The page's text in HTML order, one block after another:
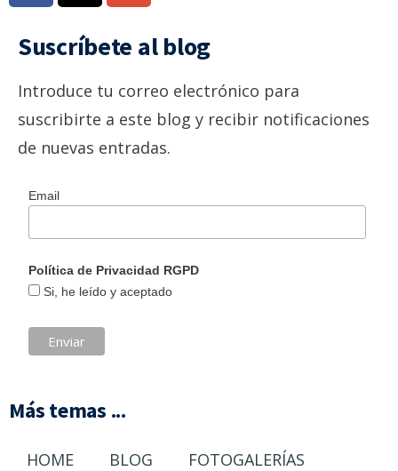
Suscríbete al blog
Introduce tu correo electrónico para
suscribirte a este blog y recibir notificaciones
de nuevas entradas.
Email
Política de Privacidad RGPD
Si, he leído y aceptado
Más temas ...
HOME BLOG
FOTOGALERÍAS